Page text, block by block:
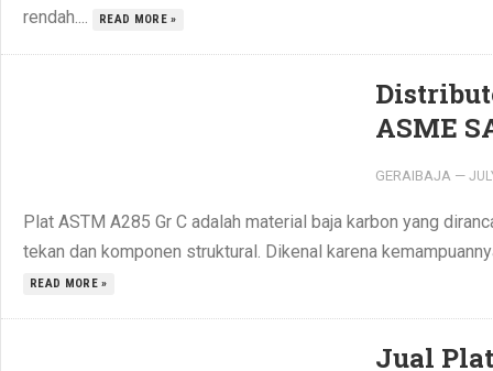
rendah....
READ MORE »
ASME
GERAIBAJA —
Plat ASTM A285 Gr C adalah material baja karbon yang
tekan dan komponen struktural. Dikenal karena
READ MORE »
Jual Plat